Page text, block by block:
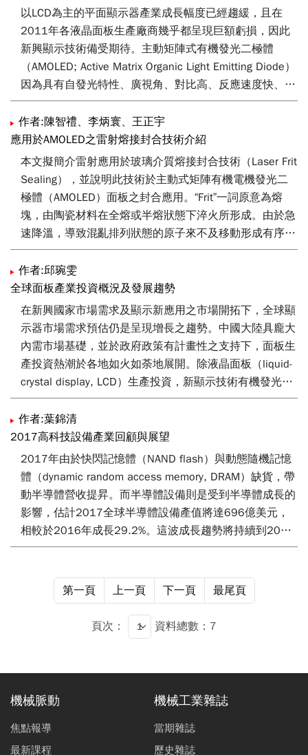
將是AMOLED邁向商業量產擴大化的一年。我們將從全球
OLED市場的規模出發，探討OLED產業的變遷，同時道出
未來可能的變遷。
AMOLED等相關技術研發與產業建置，我國於Flexible
AMOLED技術開發已獲得重大突破與國際獎項肯定，相信
藉由軟性AMOLED技術創新與開發，將可再造我國顯示產
業新契機，並帶動軟性顯示新世代。
以LCD為主的平面顯示器產業成長幅度已經趨緩，且在
2011年各液晶面板生產廠商幾乎都呈現巨額虧損，因此
新興顯示技術備受期待。主動矩陣式有機發光二極體
（AMOLED; Active Matrix Organic Light Emitting Diode）
因為具有自發光特性、廣視角、對比高、反應速度快、結
構輕薄等優點，所以在智慧行動裝置的滲透率快速提升，
同時也創造了顯示器產業的一個新的夢想。根據IEK的研
究報告顯示，2011年AMOLED面板出貨量超過九成是由
三星電子供應，而且三星電子已經建立幾乎自主的
AMOLED產業鏈，不僅如此，還有著龐大的出海口做支
撐。AMOLED面板是一項高度依賴材料、設備的技術，而
其中材料、設備兩項占面板成本比重約3:7，因此，設備
在這個產品的重要性相對提高。
作者:陳智禮、李炳寰、王正宇
應用於AMOLED之雷射熔接封合技術介紹
本文擬簡介雷射應用於玻璃介質熔接封合技術（Laser Frit
Sealing），並說明此技術於主動式矩陣有機電機發光二
極體（AMOLED）面板之封合應用。“Frit”一詞原意為熔
塊，由陶瓷材料在全熔或半熔狀態下淬火所形成。由於急
速降溫，導致混亂排列狀態的原子來不及移動形成有序排
列，因而形成所謂非晶質 （amorphous）狀態；現今多
把未加熱的玻璃介質材料稱為frit。
在OLED面板中，有機層遇到水、氧會失效，因此必須在
兩片玻璃基板間做密封封合（Hermetically sealing）。雷
射由於可以適當控制光斑大小，局部加溫玻璃介質而不損
毀鄰近的有機層，因此開始被導入應用而形成為雷射熔接
封合技術。本文將說明雷射封合技術與影響封合製程品質
的相關參數，以及OLED封合製程相關專利分析。
作者:邱琬雯
全球面板產業投資概況及發展趨勢
在新興國家市場需求及顯示新應用之市場開拓下，全球顯
示器市場需求預估仍是呈現增長之趨勢。中國大陸具龐大
內需市場基礎，並於政府政策有計畫性之支持下，面板生
產投資熱潮於各地如火如荼地展開。除液晶面板（liquid-
crystal display, LCD）生產投資，新顯示技術有機發光面
板（active matrix organic light emitting display,
AMOLED）在韓國大廠持續挹注研發投資下，逐漸進入終
端產品市場，開始量產投資階段，中、韓各大面板廠之設
備投資支出逐年增長，全球重要顯示器設備廠商均展現新
一波成長動能。面對新顯示技術趨勢及產能需求，面板廠
商及其相關供應鏈之材料、設備產業之投資動向及決策均
是影響未來產業地位之決勝關鍵。
作者:葉錦清
2017高科技設備產業回顧與展望
2017年由於快閃記憶體（NAND flash）與動態隨機記憶
體（dynamic random access memory, DRAM）缺貨，帶
動半導體營收提昇。而半導體設備則是受到半導體成長的
影響，估計2017全球半導體設備產值將達696億美元，
相較於2016年成長29.2%。這波成長趨勢將持續到2018
年，但成長趨勢會趨緩，估計2018年半導體設備產值將
在2016年下半年開始，韓國廠商傾全力資源投入主動矩
陣有機發光二極體（active matrix organic light emitting
diode, AMOLED）顯示器生產研發，中國大陸廠商亦大規
陣有機發光二極體，也帶動相關製造設備的成長。UBI
Research原本估計2017~2021年之間，有機發光二極製
造設備市場預估為439億美元，因為廠商的大舉投入，而
將預測調高為849億美元。
第一頁 上一頁 下一頁 最尾頁
頁次： 資料總數：7
機械脈動
焦點報導
最新課程
機械工業雜誌
當期雜誌
歷史雜誌